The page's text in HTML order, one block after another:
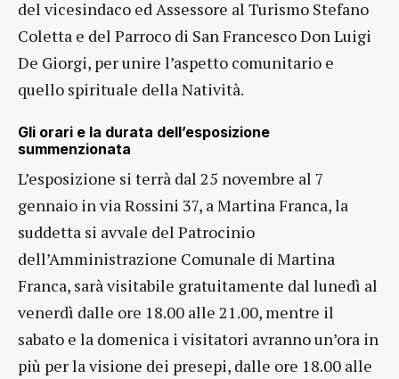
del vicesindaco ed Assessore al Turismo Stefano
Coletta e del Parroco di San Francesco Don Luigi
De Giorgi, per unire l’aspetto comunitario e
quello spirituale della Natività.
Gli orari e la durata dell’esposizione
summenzionata
L’esposizione si terrà dal 25 novembre al 7
gennaio in via Rossini 37, a Martina Franca, la
suddetta si avvale del Patrocinio
dell’Amministrazione Comunale di Martina
Franca, sarà visitabile gratuitamente dal lunedì al
venerdì dalle ore 18.00 alle 21.00, mentre il
sabato e la domenica i visitatori avranno un’ora in
più per la visione dei presepi, dalle ore 18.00 alle